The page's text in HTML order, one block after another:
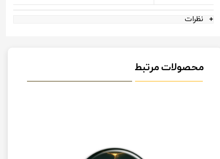
نظرات
محصولات مرتبط